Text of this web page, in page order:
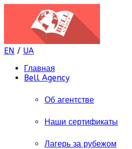
EN / UA
Главная
Bell Agency
Об агентстве
Наши сертификаты
Лагерь за рубежом